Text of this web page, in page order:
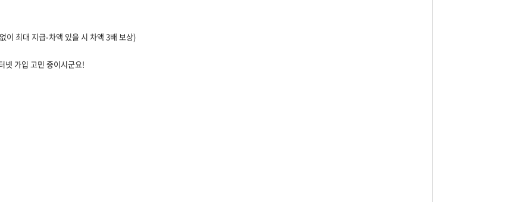
이 최대 지급-차액 있을 시 차액 3배 보상)
넷 가입 고민 중이시군요!